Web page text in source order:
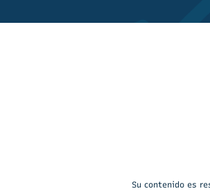
Su contenido es